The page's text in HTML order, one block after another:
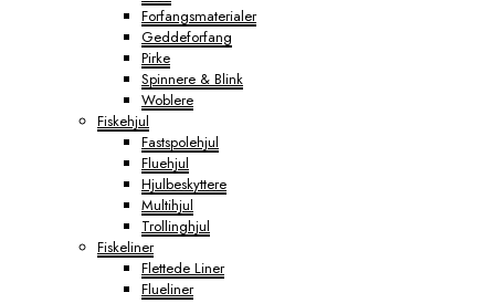
Forfangsmaterialer
Geddeforfang
Pirke
Spinnere & Blink
Woblere
Fiskehjul
Fastspolehjul
Fluehjul
Hjulbeskyttere
Multihjul
Trollinghjul
Fiskeliner
Flettede Liner
Flueliner